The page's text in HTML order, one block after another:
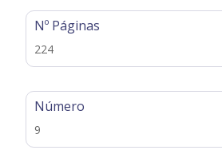
Nº Páginas
224
Número
9